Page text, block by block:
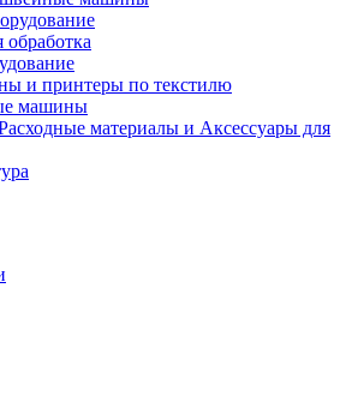
и принтеры по текстилю
машины
материалы и Аксессуары для